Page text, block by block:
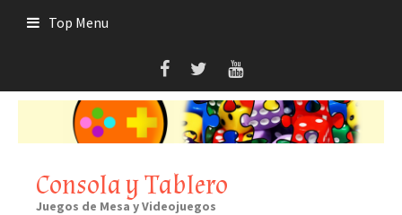
Top Menu
Consola y Tablero
Juegos de Mesa y Videojuegos